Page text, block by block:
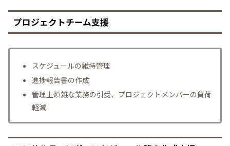
プロジェクトチーム支援
スケジュールの維持管理
進捗報告書の作成
管理上煩雑な業務の引受、プロジェクトメンバーの負荷
軽減